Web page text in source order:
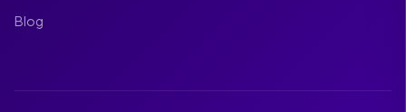
Blog